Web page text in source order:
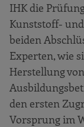
IHK die
Kunststoff-
beiden
Experten, wie
Herstellung
den ersten
Vorsprung im